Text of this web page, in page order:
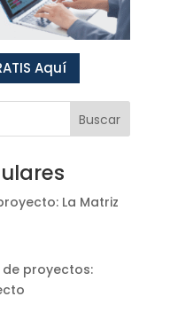
Aquí
Buscar
La Matriz
de proyectos: